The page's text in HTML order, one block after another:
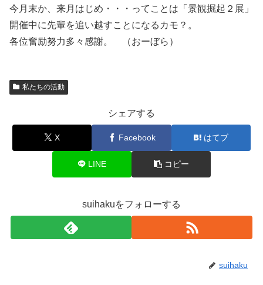
今月末か、来月はじめ・・・ってことは「景観掘起２展」
開催中に先輩を追い越すことになるカモ？。
各位奮励努力多々感謝。 （おーぼら）
私たちの活動
シェアする
X Facebook はてブ
LINE コピー
suihakuをフォローする
suihaku